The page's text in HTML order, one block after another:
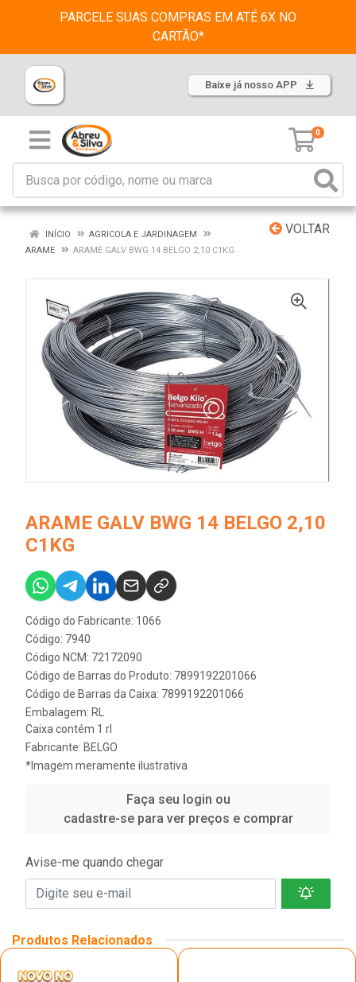
PARCELE SUAS COMPRAS EM ATÉ 6X NO
CARTÃO*
Baixe já nosso APP
0
VOLTAR
INÍCIO
AGRICOLA E JARDINAGEM
ARAME
ARAME GALV BWG 14 BELGO 2,10 C1KG
ARAME GALV BWG 14 BELGO 2,10
C1KG
Código do Fabricante: 1066
Código: 7940
Código NCM: 72172090
Código de Barras do Produto: 7899192201066
Código de Barras da Caixa: 7899192201066
Embalagem: RL
Caixa contém 1 rl
Fabricante: BELGO
*Imagem meramente ilustrativa
Faça seu login ou
cadastre-se para ver preços e comprar
Avise-me quando chegar
Produtos Relacionados